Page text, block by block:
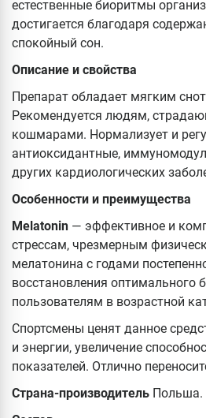
естественные биоритмы
достигается благодаря
спокойный сон.
Описание и свойства
Препарат обладает мягким
Рекомендуется людям,
кошмарами. Нормализует и
антиоксидантные,
других кардиологических
Особенности и преимущества
Melatonin — эффективное и
стрессам, чрезмерным
мелатонина с годами
восстановления оптимального
пользователям в возрастной
Спортсмены ценят данное
и энергии, увеличение
показателей. Отлично
Страна-производитель Польша.